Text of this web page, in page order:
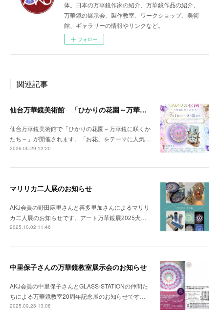
体。日本の万華鏡作家の紹介、万華鏡作品の紹介、
万華鏡の展示会、製作教室、ワークショップ、美術
館、ギャラリーの情報やリンクなど。
フォロー
関連記事
仙台万華鏡美術館 「ひかりの花園～万華鏡に咲くかたち～」開催のお知らせ
仙台万華鏡美術館で「ひかりの花園～万華鏡に咲くか
たち～」が開催されます。「お花」をテーマに人気…
2026.06.29 12:20
マリリカ二人展のお知らせ
AKJ会員の野田麻里さんと喜多里加さんによるマリリ
カ二人展のお知らせです。アート万華鏡展2025犬…
2025.10.02 11:46
中里保子さんの万華鏡教室展示会のお知らせ
AKJ会員の中里保子さんとGLASS-STATIONの仲間た
ちによる万華鏡教室20周年記念展のお知らせです…
2025.09.28 13:08